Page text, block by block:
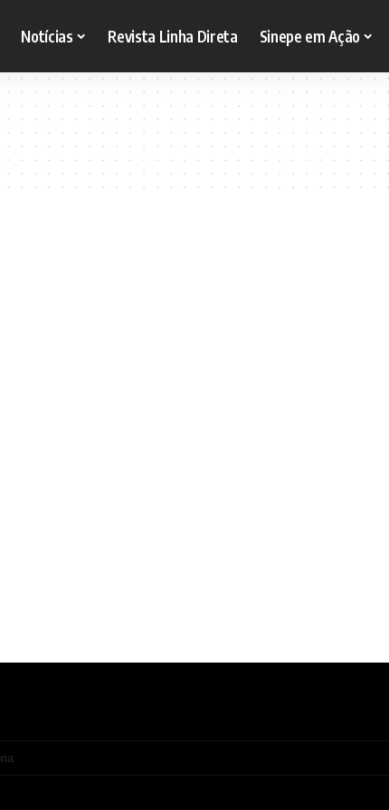
Notícias Revista Linha Direta Sinepe em Ação